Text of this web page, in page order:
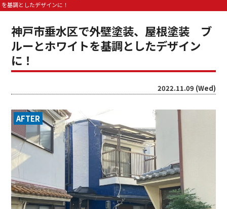
を基調としたデザインに！
神戸市垂水区で外壁塗装、屋根塗装 ブ
ルーとホワイトを基調としたデザイン
に！
2022.11.09 (Wed)
AFTER